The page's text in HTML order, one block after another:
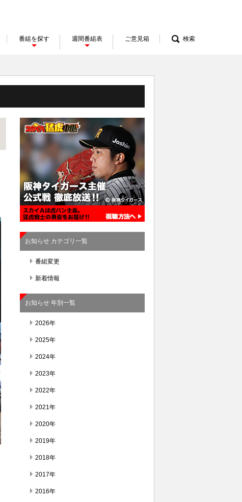
番組を探す 週間番組表 ご意見箱 検索
お知らせ カテゴリ一覧
番組変更
新着情報
お知らせ 年別一覧
2026年
2025年
2024年
2023年
2022年
2021年
2020年
2019年
2018年
2017年
2016年